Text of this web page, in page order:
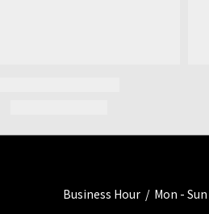
Business Hour / Mon - Sun